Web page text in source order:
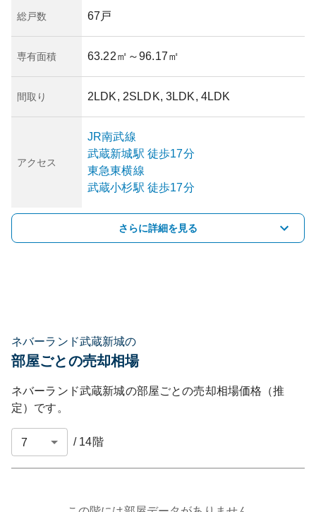
総戸数 67戸
専有面積 63.22㎡ ～96.17㎡
間取り 2LDK, 2SLDK, 3LDK, 4LDK
アクセス
JR南武線
武蔵新城駅 徒歩17分
東急東横線
武蔵小杉駅 徒歩17分
さらに詳細を見る
ネバーランド武蔵新城の
部屋ごとの売却相場
ネバーランド武蔵新城の部屋ごとの売却相場価格（推
定）です。
/ 14階